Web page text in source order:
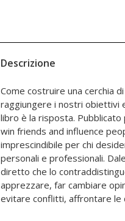
Descrizione
Come costruire una cerchia
raggiungere i nostri obiettivi
libro è la risposta.
win friends and influence
imprescindibile per chi
personali e professionali.
diretto che lo
apprezzare, far cambiare
evitare conflitti, affrontare le
Attraverso esempi reali – da
d’impresa – Carnegie
valorizzazione dell’altro
serenità. Le oltre 30
testimoniano il valore
classico del self-help
indispensabile per